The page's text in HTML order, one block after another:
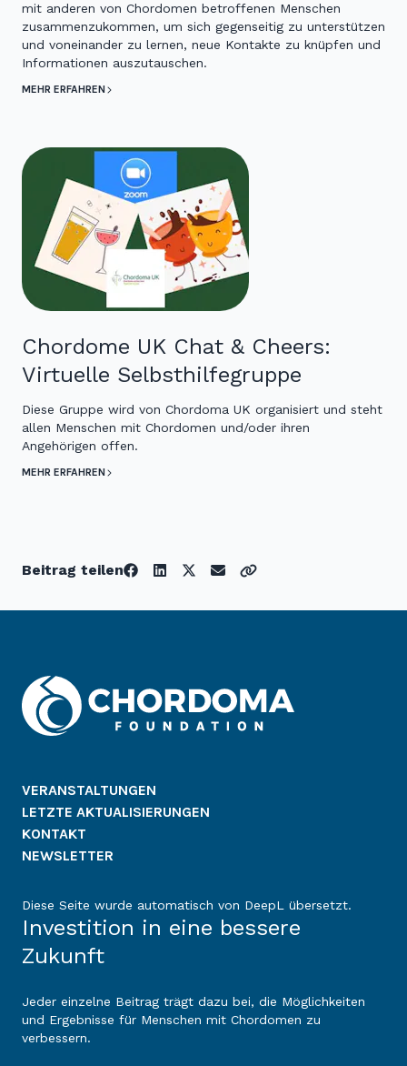
mit anderen von Chordomen betroffenen Menschen
zusammenzukommen, um sich gegenseitig zu unterstützen
und voneinander zu lernen, neue Kontakte zu knüpfen und
Informationen auszutauschen.
MEHR ERFAHREN
Chordome UK Chat & Cheers:
Virtuelle Selbsthilfegruppe
Diese Gruppe wird von Chordoma UK organisiert und steht
allen Menschen mit Chordomen und/oder ihren
Angehörigen offen.
MEHR ERFAHREN
Beitrag teilen
VERANSTALTUNGEN
LETZTE AKTUALISIERUNGEN
KONTAKT
NEWSLETTER
Diese Seite wurde automatisch von DeepL übersetzt.
Investition in eine bessere
Zukunft
Jeder einzelne Beitrag trägt dazu bei, die Möglichkeiten
und Ergebnisse für Menschen mit Chordomen zu
verbessern.